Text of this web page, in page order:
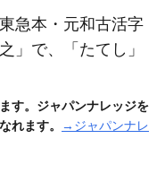
急本・元和古活字
」で、「たてし」
す。ジャパンナレッジを
れます。
→ジャパンナレ